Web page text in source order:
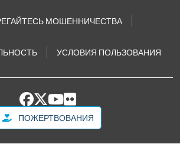
МОШЕННИЧЕСТВА
УСЛОВИЯ ПОЛЬЗОВАНИЯ
ПОЖЕРТВОВАНИЯ